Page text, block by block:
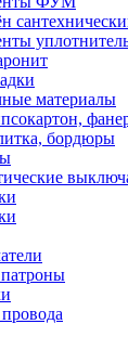
материалы
бордюры